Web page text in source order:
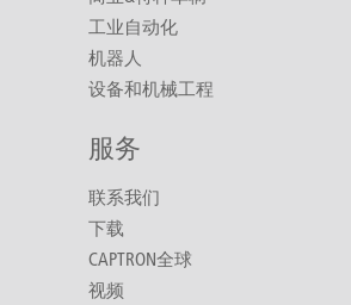
工业自动化
机器人
设备和机械工程
服务
联系我们
下载
CAPTRON全球
视频